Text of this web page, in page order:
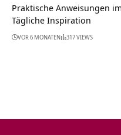
Praktische Anweisungen
Tägliche Inspiration
VOR 6 MONATEN 317 VIEWS